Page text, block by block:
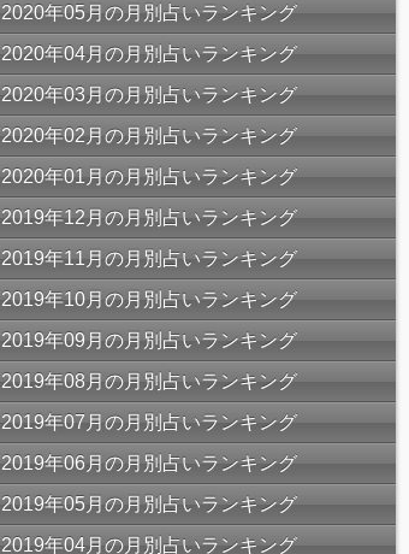
2020年05月の月別占いランキング
2020年04月の月別占いランキング
2020年03月の月別占いランキング
2020年02月の月別占いランキング
2020年01月の月別占いランキング
2019年12月の月別占いランキング
2019年11月の月別占いランキング
2019年10月の月別占いランキング
2019年09月の月別占いランキング
2019年08月の月別占いランキング
2019年07月の月別占いランキング
2019年06月の月別占いランキング
2019年05月の月別占いランキング
2019年04月の月別占いランキング